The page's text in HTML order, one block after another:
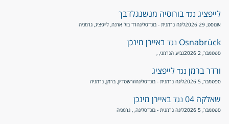
לייפציג נגד בורוסיה מנשנגלדבך
אוגוסט, 29 2026 ליגה גרמנית - בונדסליגהרד בול ארנה, לייפציג, גרמניה
Osnabrück נגד באיירן מינכן
ספטמבר, 2 2026 גביע הגרמני, ,
ורדר ברמן נגד לייפציג
ספטמבר, 5 2026 ליגה גרמנית - בונדסליגהוזרשטדיון, ברמן, גרמניה
שאלקה 04 נגד באיירן מינכן
ספטמבר, 5 2026 ליגה גרמנית - בונדסליגה, , גרמניה